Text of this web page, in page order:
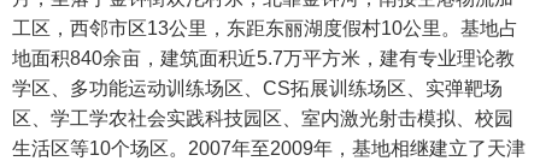
工区，西邻市区13公里，东距东丽湖度假村10公里。基地占
地面积840余亩，建筑面积近5.7万平方米，建有专业理论教
学区、多功能运动训练场区、CS拓展训练场区、实弹靶场
区、学工学农社会实践科技园区、室内激光射击模拟、校园
生活区等10个场区。2007年至2009年，基地相继建立了天津